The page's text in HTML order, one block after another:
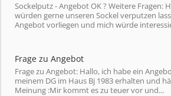
Sockelputz - Angebot OK ? Weitere Fragen:
würden gerne unseren Sockel verputzen
Angebot vorliegen und mich würde
Frage zu Angebot
Frage zu Angebot: Hallo, ich habe ein
meinem DG im Haus Bj 1983 erhalten und
Meinung :Mir kommt es zu teuer vor und...